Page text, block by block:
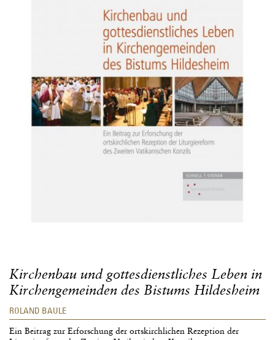
Kirchenbau und gottesdienstliches Leben in
Kirchengemeinden des Bistums Hildesheim
ROLAND BAULE
Ein Beitrag zur Erforschung der ortskirchlichen Rezeption der